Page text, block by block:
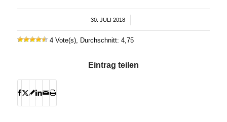
30. JULI 2018
4 Vote(s), Durchschnitt: 4,75
Eintrag teilen